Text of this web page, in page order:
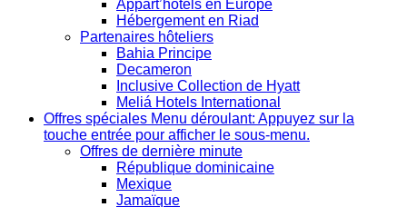
Appart’hôtels en Europe
Hébergement en Riad
Partenaires hôteliers
Bahia Principe
Decameron
Inclusive Collection de Hyatt
Meliá Hotels International
Offres spéciales Menu déroulant: Appuyez sur la
touche entrée pour afficher le sous-menu.
Offres de dernière minute
République dominicaine
Mexique
Jamaïque